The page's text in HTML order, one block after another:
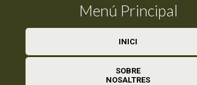
Menú Principal
INICI
SOBRE
NOSALTRES